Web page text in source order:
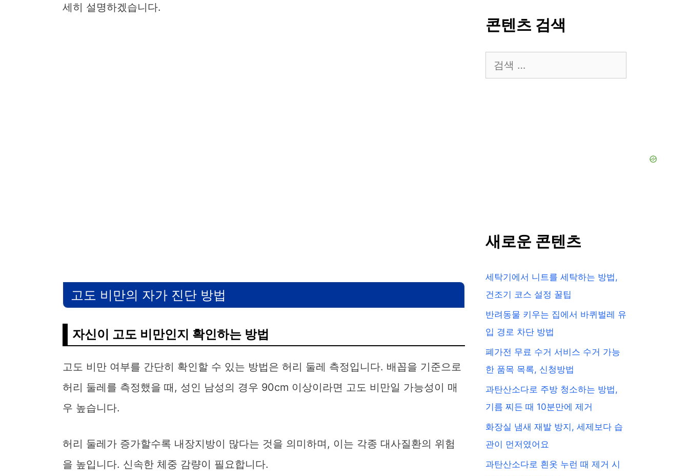
세히 설명하겠습니다.
고도 비만의 자가 진단 방법
자신이 고도 비만인지 확인하는 방법
고도 비만 여부를 간단히 확인할 수 있는 방법은 허리 둘레 측정입니다. 배꼽을 기준으로
허리 둘레를 측정했을 때, 성인 남성의 경우 90cm 이상이라면 고도 비만일 가능성이 매
우 높습니다.
허리 둘레가 증가할수록 내장지방이 많다는 것을 의미하며, 이는 각종 대사질환의 위험
을 높입니다. 신속한 체중 감량이 필요합니다.
콘텐츠 검색
색:
새로운 콘텐츠
세탁기에서 니트를 세탁하는 방법,
건조기 코스 설정 꿀팁
반려동물 키우는 집에서 바퀴벌레 유
입 경로 차단 방법
폐가전 무료 수거 서비스 수거 가능
한 품목 목록, 신청방법
과탄산소다로 주방 청소하는 방법,
기름 찌든 때 10분만에 제거
화장실 냄새 재발 방지, 세제보다 습
관이 먼저였어요
과탄산소다로 흰옷 누런 때 제거 시